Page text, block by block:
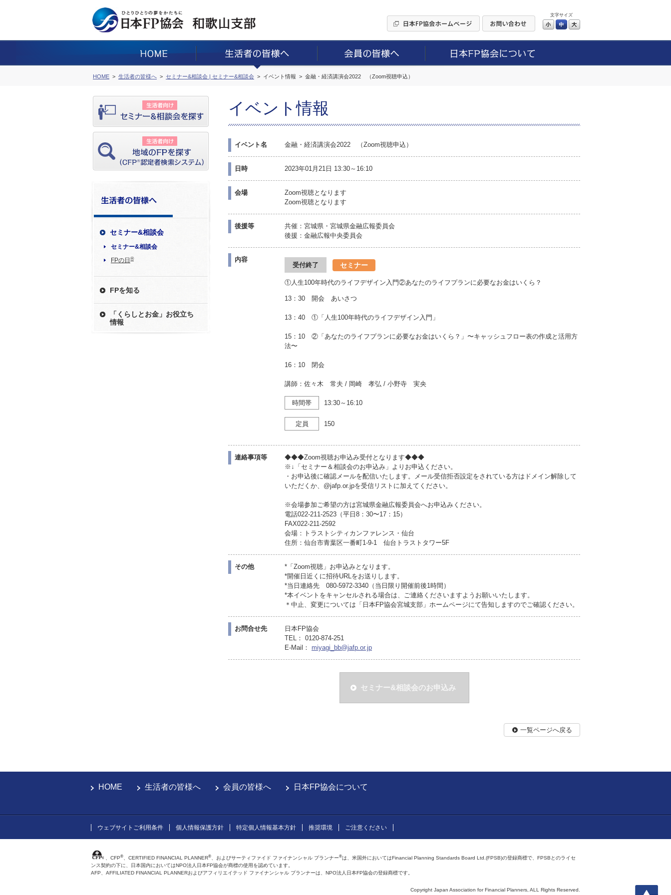
文字サイズ
小 中
HOME 生活者の皆様へ セミナー&相談会 | セミナー&相談会 イベント情報 金融・経済講演会2022 （Zoom視聴申込）
セミナー&相談会
セミナー&相談会
FPの日 ®
FPを知る
「くらしとお金」お役立ち
情報
イベント情報
イベント名 金融・経済講演会2022 （Zoom視聴申込）
日時 2023年01月21日 13:30～16:10
会場
Zoom視聴となります
Zoom視聴となります
後援等
共催：宮城県・宮城県金融広報委員会
後援：金融広報中央委員会
内容
受付終了 セミナー
①人生100年時代のライフデザイン入門②あなたのライフプランに必要なお金はいくら？
13：30 開会 あいさつ
13：40 ①「人生100年時代のライフデザイン入門」
15：10 ②「あなたのライフプランに必要なお金はいくら？」〜キャッシュフロー表の作成と活用方
法〜
16：10 閉会
講師：佐々木 常夫 / 岡崎 孝弘 / 小野寺 実央
時間帯 13:30～16:10
定員 150
連絡事項等
◆◆◆Zoom視聴お申込み受付となります◆◆◆
※↓「セミナー＆相談会のお申込み」よりお申込ください。
・お申込後に確認メールを配信いたします。メール受信拒否設定をされている方はドメイン解除して
いただくか、@jafp.or.jpを受信リストに加えてください。
※会場参加ご希望の方は宮城県金融広報委員会へお申込みください。
電話022-211-2523（平日8：30〜17：15）
FAX022-211-2592
会場：トラストシティカンファレンス・仙台
住所：仙台市青葉区一番町1-9-1 仙台トラストタワー5F
その他
*「Zoom視聴」お申込みとなります。
*開催日近くに招待URLをお送りします。
*当日連絡先 080-5972-3340（当日限り開催前後1時間）
*本イベントをキャンセルされる場合は、ご連絡くださいますようお願いいたします。
＊中止、変更については「日本FP協会宮城支部」ホームページにて告知しますのでご確認ください。
お問合せ先
日本FP協会
TEL： 0120-874-251
E-Mail： miyagi_bb@jafp.or.jp
セミナー&相談会のお申込み
一覧ページへ戻る
上へ
HOME 生活者の皆様へ 会員の皆様へ 日本FP協会について
ウェブサイトご利用条件 個人情報保護方針 特定個人情報基本方針 推奨環境 ご注意ください
、CFP® 、CERTIFIED FINANCIAL PLANNER® 、およびサーティファイド ファイナンシャル プランナー®は、米国外においてはFinancial Planning Standards Board Ltd.(FPSB)の登録商標で、FPSBとのライセ
ンス契約の下に、日本国内においてはNPO法人日本FP協会が商標の使用を認めています。
AFP、AFFILIATED FINANCIAL PLANNERおよびアフィリエイテッド ファイナンシャル プランナーは、NPO法人日本FP協会の登録商標です。
Copyright Japan Association for Financial Planners, ALL Rights Reserved.